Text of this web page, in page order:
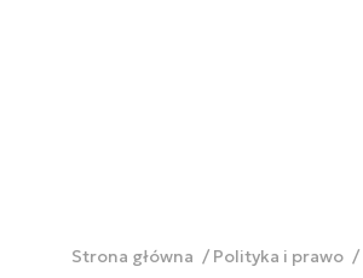
Strona główna Polityka i prawo